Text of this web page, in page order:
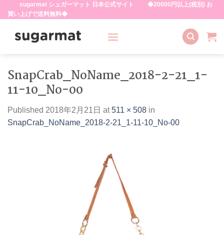
to
content
sugarmat シュガーマット 日本公式サイト ◆20000円以上(税別) お
買い上げで送料無料◆
SnapCrab_NoName_2018-2-21_1-
11-10_No-00
Published 2018年2月21日 at511 × 508 in
SnapCrab_NoName_2018-2-21_1-11-10_No-00